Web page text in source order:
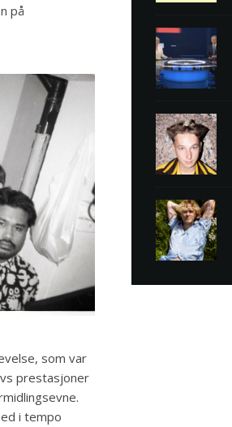
på
som var
prestasjoner
i tempo